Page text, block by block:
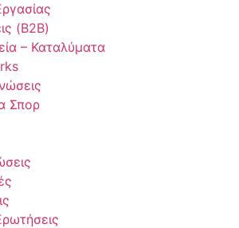
(B2B)
– Καταλύματα
Σπορ